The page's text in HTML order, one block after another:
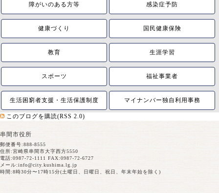
障がいのある方等 感染症予防
健康づくり 国民健康保険
教育 生涯学習
スポーツ 福祉事業者
生活困窮者支援・生活保護制度 マイナンバー独自利用事務
このブログを購読(RSS 2.0)
串間市役所
郵便番号:888-8555
住所:宮崎県串間市大字西方5550
電話:0987-72-1111 FAX:0987-72-6727
メール:info@city.kushima.lg.jp
時間:8時30分〜17時15分(土曜日、日曜日、祝日、年末年始を除く)